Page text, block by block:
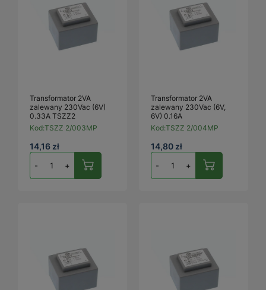
Transformator 2VA
zalewany 230Vac (6V)
0.33A TSZZ2
Kod:TSZZ 2/003MP
14,16 zł
- +
Transformator 2VA
zalewany 230Vac (6V,
6V) 0.16A
Kod:TSZZ 2/004MP
14,80 zł
- +